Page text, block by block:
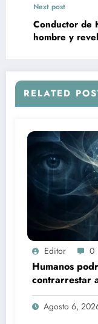
Next post
Conductor de
hombre y
RELATED
Editor 0
Humanos
contrarrestar
experto
Agosto 6,